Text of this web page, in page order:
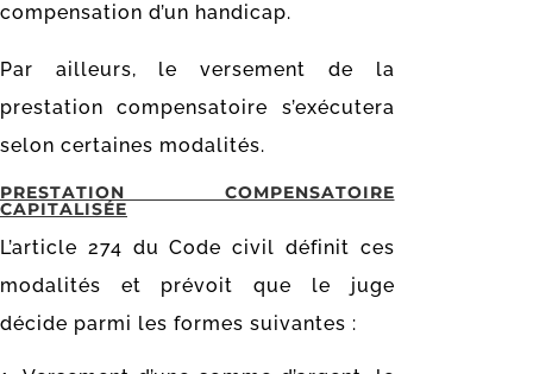
compensation d’un handicap.
Par ailleurs, le versement de la
prestation compensatoire s’exécutera
selon certaines modalités.
PRESTATION COMPENSATOIRE
CAPITALISÉE
L’article 274 du Code civil définit ces
modalités et prévoit que le juge
décide parmi les formes suivantes :